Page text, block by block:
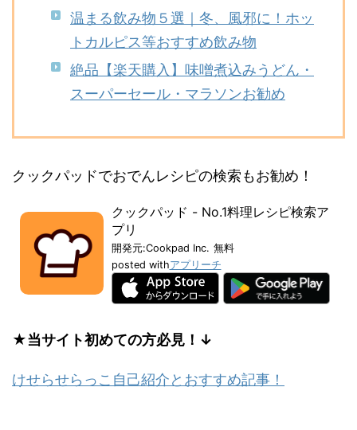
温まる飲み物５選｜冬、風邪に！ホッ
トカルピス等おすすめ飲み物
絶品【楽天購入】味噌煮込みうどん・
スーパーセール・マラソンお勧め
クックパッドでおでんレシピの検索もお勧め！
クックパッド - No.1料理レシピ検索ア
プリ
開発元:Cookpad Inc. 無料
posted withアプリーチ
★当サイト初めての方必見！↓
けせらせらっこ自己紹介とおすすめ記事！